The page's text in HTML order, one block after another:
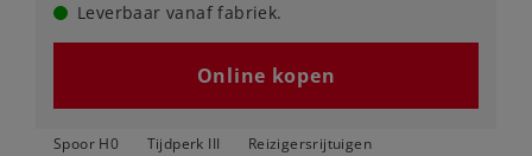
Leverbaar vanaf fabriek.
Online kopen
Spoor H0 Tijdperk III Reizigersrijtuigen